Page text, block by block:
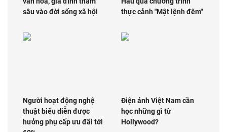
sâu vào đời sống xã hội
thực cảnh "Mật lệnh đêm"
Người hoạt động nghệ
thuật biểu diễn được
hưởng phụ cấp ưu đãi tới
Điện ảnh Việt Nam cần
học những gì từ
Hollywood?